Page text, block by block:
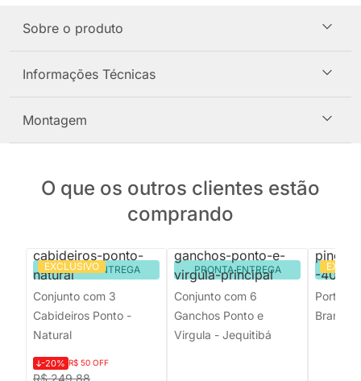
Sobre o produto
Informações Técnicas
Montagem
O que os outros clientes estão
comprando
EXCLUSIVO
PRONTA ENTREGA
Conjunto com 3
Cabideiros Ponto -
Natural
R$ 249,88
-20% R$ 50 OFF
PRONTA ENTREGA
Conjunto com 6
Ganchos Ponto e
Virgula - Jequitibá
Porta
Branco